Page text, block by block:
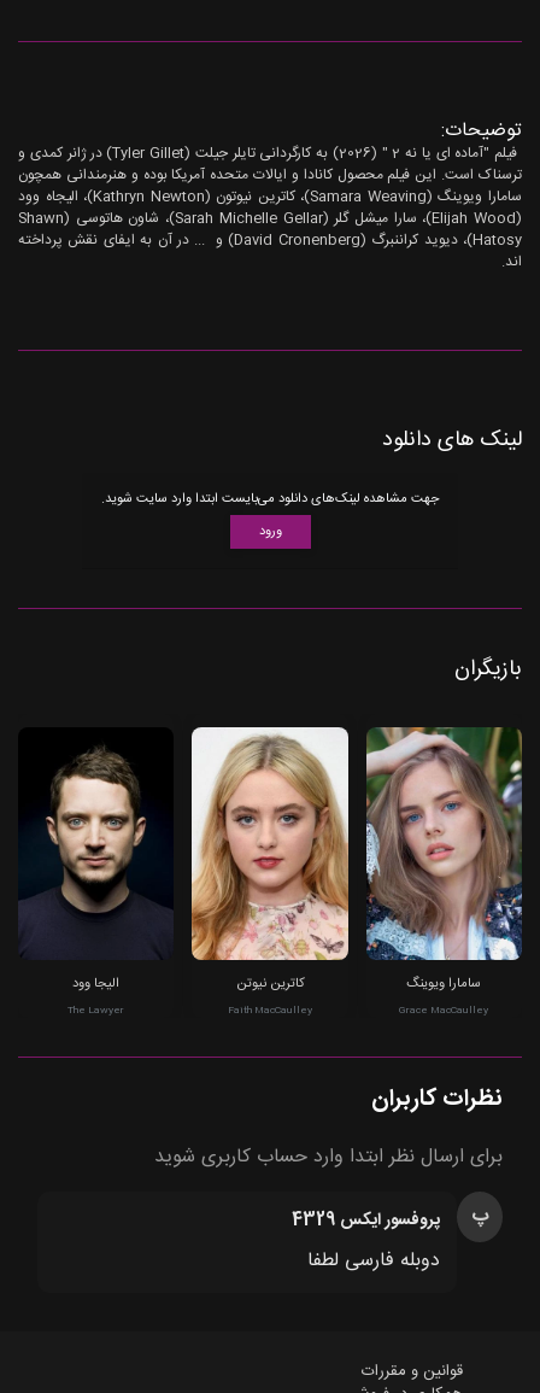
توضیحات:
فیلم "آماده ای یا نه 2 " (2026) به کارگردانی تایلر جیلت (Tyler Gillet) در ژانر کمدی و
ترسناک است. این فیلم محصول کانادا و ایالات متحده آمریکا بوده و هنرمندانی همچون
سامارا ویوینگ (Samara Weaving)، کاترین نیوتون (Kathryn Newton)، الیجاه وود
(Elijah Wood)، سارا میشل گلر (Sarah Michelle Gellar)، شاون هاتوسی (Shawn
Hatosy)، دیوید کراننبرگ (David Cronenberg) و ... در آن به ایفای نقش پرداخته
اند.
لینک های دانلود
جهت مشاهده لینک‌های دانلود می‌بایست ابتدا وارد سایت شوید.
ورود
بازیگران
سامارا ویوینگ
Grace MacCaulley
کاترین نیوتن
Faith MacCaulley
الیجا وود
The Lawyer
نظرات کاربران
برای ارسال نظر ابتدا وارد حساب کاربری شوید
پ
پروفسور ایکس 4329
دوبله فارسی لطفا
قوانین و مقررات